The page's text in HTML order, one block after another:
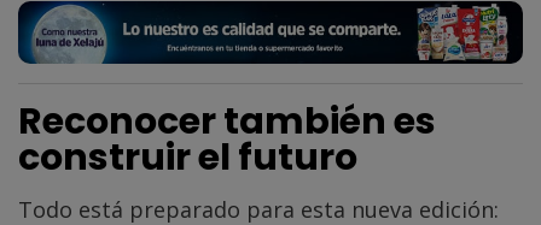
Reconocer también es
construir el futuro
Todo está preparado para esta nueva edición: